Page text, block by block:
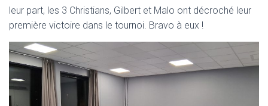
leur part, les 3 Christians, Gilbert et Malo ont décroché leur
première victoire dans le tournoi. Bravo à eux !